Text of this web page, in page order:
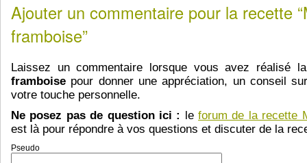
Ajouter un commentaire pour la recette
framboise”
Laissez un commentaire lorsque vous avez réalisé
framboise pour donner une appréciation, un conseil
votre touche personnelle.
Ne posez pas de question ici :
leforum de la recette
est là pour répondre à vos questions et discuter de la
Pseudo